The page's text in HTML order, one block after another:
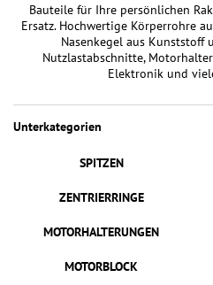
Bauteile für Ihre persönlichen
Ersatz. Hochwertige Körperrohre
Nasenkegel aus Kunststoff
Nutzlastabschnitte,
Elektronik und
Unterkategorien
SPITZEN
ZENTRIERRINGE
MOTORHALTERUNGEN
MOTORBLOCK